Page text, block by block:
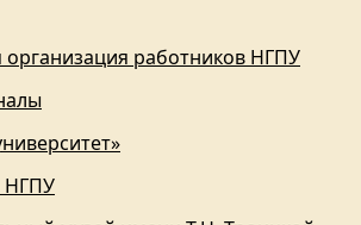
работников НГПУ
НГПУ